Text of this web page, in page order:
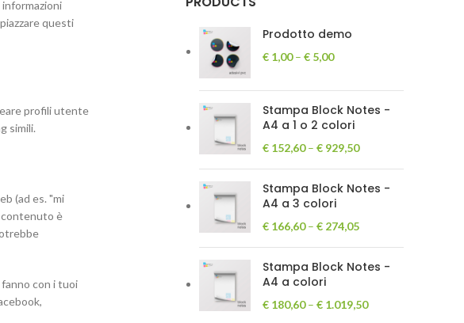
questi
profili utente
simili.
(ad es. "mi
contenuto è
con i tuoi
Prodotto demo
€1,00– €5,00
Stampa Block Notes -
A4 a 1 o 2 colori
€152,60– €929,50
Stampa Block Notes -
A4 a 3 colori
€166,60– €274,05
Stampa Block Notes -
A4 a colori
€180,60– €1.019,50